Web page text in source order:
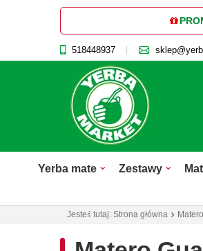
518448937
Yerba mate Zestawy
Jesteś tutaj: Strona główna Matero